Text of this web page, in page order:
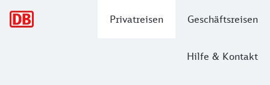
Privatreisen Geschäftsreisen
Hilfe & Kontakt